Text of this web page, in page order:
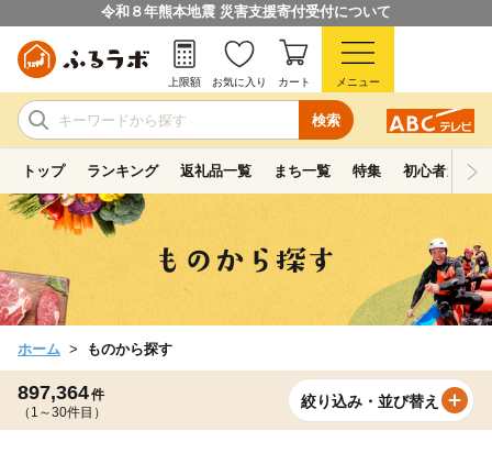
令和８年熊本地震 災害支援寄付受付について
検索
上限額 お気に入り カート メニュー
トップ ランキング 返礼品一覧 まち一覧 特集 初心者ガイド
ホーム ものから探す
897,364件
（1～30件目）
絞り込み・並び替え